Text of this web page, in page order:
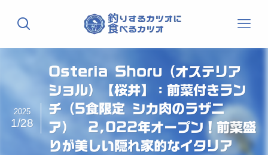
Osteria Shoru（オステリア
ショル）【桜井】：前菜付きラン
チ（5食限定 シカ肉のラザニ
ア） 2,022年オープン！前菜盛
りが美しい隠れ家的なイタリア
2025
1/28